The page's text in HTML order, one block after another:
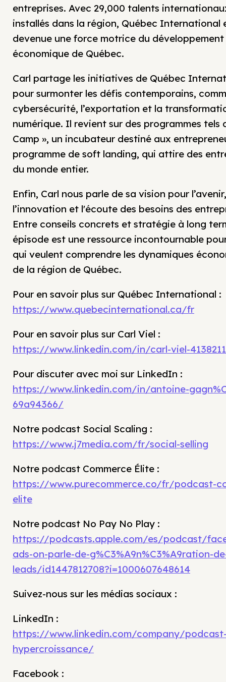
entreprises. Avec 29,000 talents
installés dans la région, Québec International
devenue une force motrice du développement
économique de Québec.
Carl partage les initiatives de Québec
pour surmonter les défis contemporains,
cybersécurité, l’exportation et la
numérique. Il revient sur des programmes tels
Camp », un incubateur destiné aux
programme de soft landing, qui attire des
du monde entier.
Enfin, Carl nous parle de sa vision pour
l’innovation et l'écoute des besoins des
Entre conseils concrets et stratégie à long
épisode est une ressource incontournable
qui veulent comprendre les dynamiques
de la région de Québec.
Pour en savoir plus sur Québec International :
https://www.quebecinternational.ca/fr
Pour en savoir plus sur Carl Viel :
https://www.linkedin.com/in/carl-viel-
Pour discuter avec moi sur LinkedIn :
https://www.linkedin.com/in/antoine-
69a94366/
Notre podcast Social Scaling :
https://www.j7media.com/fr/social-selling
Notre podcast Commerce Élite :
https://www.purecommerce.co/fr/podcast-
elite
Notre podcast No Pay No Play :
https://podcasts.apple.com/es/podcast/
ads-on-parle-de-g%C3%A9n%C3%A9ration-
leads/id1447812708?i=1000607648614
Suivez-nous sur les médias sociaux :
LinkedIn :
https://www.linkedin.com/company/
hypercroissance/
Facebook :